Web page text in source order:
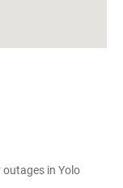
outages in Yolo